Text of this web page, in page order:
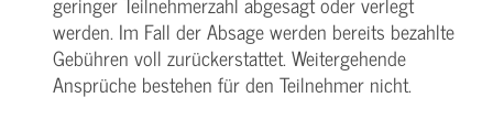
werden. Im Fall der Absage werden bereits bezahlte
Gebühren voll zurückerstattet. Weitergehende
Ansprüche bestehen für den Teilnehmer nicht.